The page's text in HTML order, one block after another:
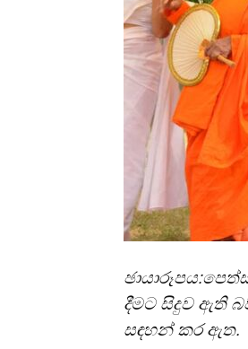
දීමට සිදුව ඇති
සඳහන් කර ඇත.